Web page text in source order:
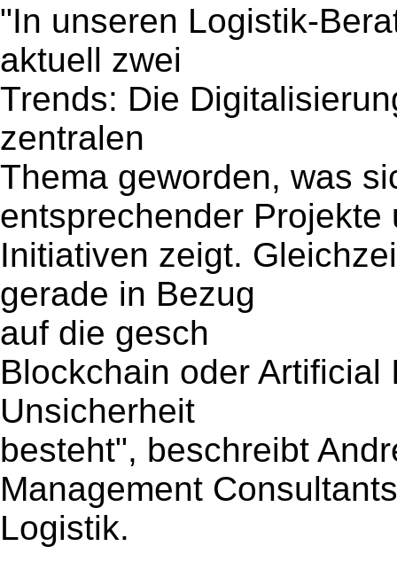
"In unseren Logistik-
aktuell zwei
Trends: Die
zentralen
Thema geworden, was
entsprechender Projekte
Initiativen zeigt.
gerade in Bezug
auf die gesch
Blockchain oder
Unsicherheit
besteht", beschreibt
Management
Logistik.